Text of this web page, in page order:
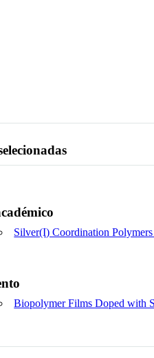
Silver(I) Coordination
Biopolymer Films Doped with